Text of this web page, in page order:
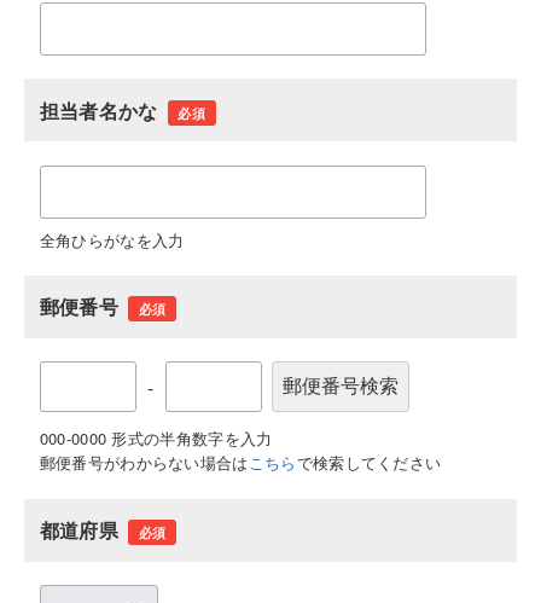
担当者名かな 必須
全角ひらがなを入力
郵便番号 必須
-
000-0000 形式の半角数字を入力
郵便番号がわからない場合はこちらで検索してください
都道府県 必須